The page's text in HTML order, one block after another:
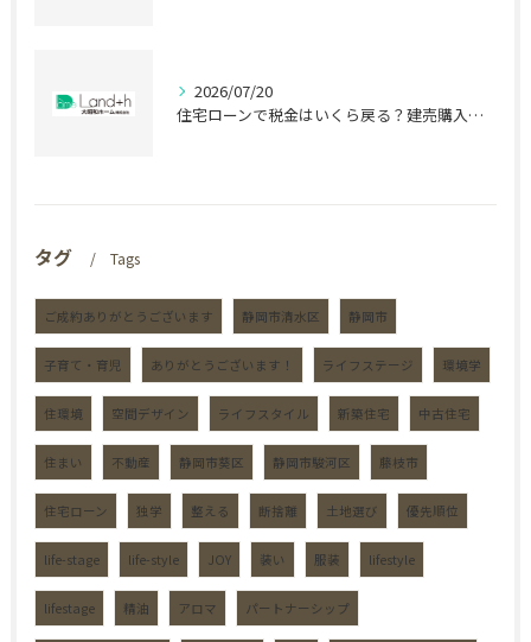
2026/07/20
住宅ローンで税金はいくら戻る？建売購入前の盲点
タグ Tags
ご成約ありがとうございます 静岡市清水区 静岡市
子育て・育児 ありがとうございます！ ライフステージ 環境学
住環境 空間デザイン ライフスタイル 新築住宅 中古住宅
住まい 不動産 静岡市葵区 静岡市駿河区 藤枝市
住宅ローン 独学 整える 断捨離 土地選び 優先順位
life-stage life-style JOY 装い 服装 lifestyle
lifestage 精油 アロマ パートナーシップ